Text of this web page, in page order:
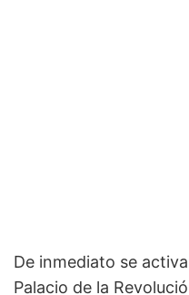
De inmediato se
Palacio de la